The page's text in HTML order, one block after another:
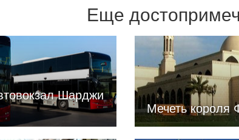
Еще
Шарджи
Мечеть короля